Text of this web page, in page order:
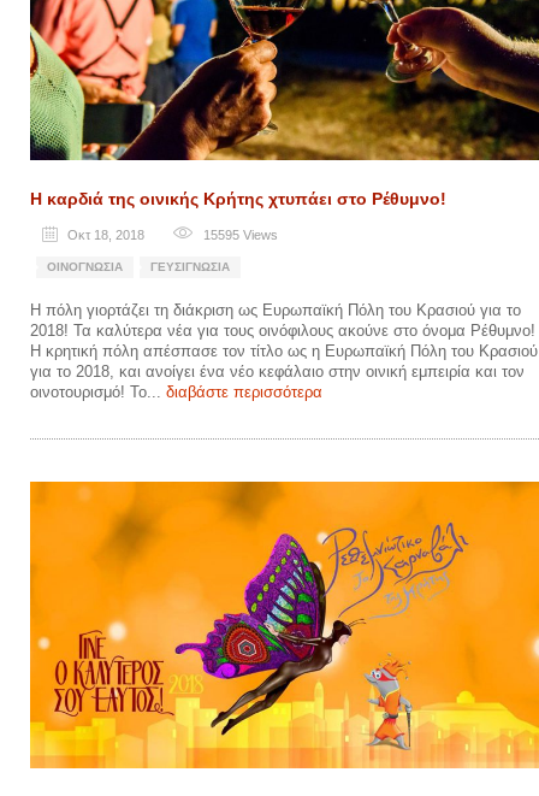
Η καρδιά της οινικής Κρήτης χτυπάει στο Ρέθυμνο!
Οκτ 18, 2018 15595 Views
ΟΙΝΟΓΝΩΣΊΑ ΓΕΥΣΙΓΝΩΣΊΑ
Η πόλη γιορτάζει τη διάκριση ως Ευρωπαϊκή Πόλη του Κρασιού για το
2018! Τα καλύτερα νέα για τους οινόφιλους ακούνε στο όνομα Ρέθυμνο!
Η κρητική πόλη απέσπασε τον τίτλο ως η Ευρωπαϊκή Πόλη του Κρασιού
για το 2018, και ανοίγει ένα νέο κεφάλαιο στην οινική εμπειρία και τον
οινοτουρισμό! Το... διαβάστε περισσότερα